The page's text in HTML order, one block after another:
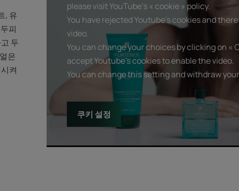
, 유
피
두
은
켜
please visit YouTube's « cookie » policy.
You have rejected Youtube's cookies and
video.
You can change your choices by clicking on «
accept Youtube's cookies to enable the video.
You can change this setting and withdraw
쿠키 설정